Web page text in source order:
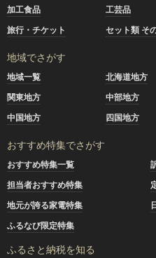
加工食品
工芸品
旅行・チケット
セット類 そ
地域でさがす
地域一覧 北海道地方
関東地方
中部地方
中国地方
四国地方
おすすめ特集でさがす
おすすめ特集一覧
担当者おすすめ特集
地元が誇る家電特集
ふるなび限定特集
ふるさと納税を知る